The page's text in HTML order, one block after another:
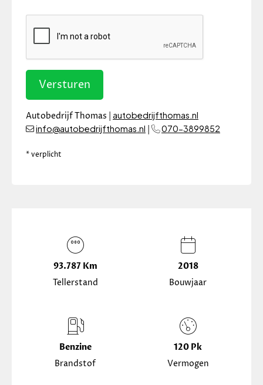
Versturen
Autobedrijf Thomas |
autobedrijfthomas.nl
info@autobedrijfthomas.nl
070-3899852
* verplicht
93.787 Km
Tellerstand
2018
Bouwjaar
Benzine
Brandstof
120 Pk
Vermogen